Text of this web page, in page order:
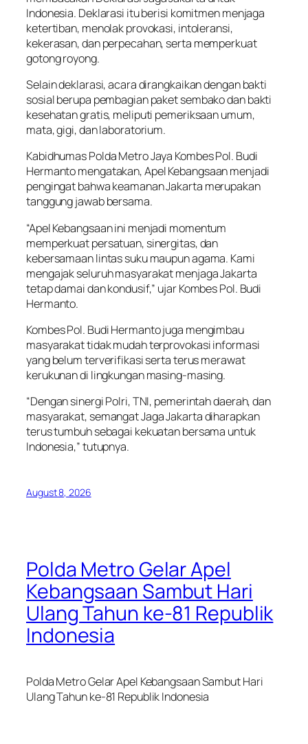
Indonesia. Deklarasi itu berisi komitmen menjaga
ketertiban, menolak provokasi, intoleransi,
kekerasan, dan perpecahan, serta memperkuat
gotong royong.
Selain deklarasi, acara dirangkaikan dengan bakti
sosial berupa pembagian paket sembako dan bakti
kesehatan gratis, meliputi pemeriksaan umum,
mata, gigi, dan laboratorium.
Kabidhumas Polda Metro Jaya Kombes Pol. Budi
Hermanto mengatakan, Apel Kebangsaan menjadi
pengingat bahwa keamanan Jakarta merupakan
tanggung jawab bersama.
“Apel Kebangsaan ini menjadi momentum
memperkuat persatuan, sinergitas, dan
kebersamaan lintas suku maupun agama. Kami
mengajak seluruh masyarakat menjaga Jakarta
tetap damai dan kondusif,” ujar Kombes Pol. Budi
Hermanto.
Kombes Pol. Budi Hermanto juga mengimbau
masyarakat tidak mudah terprovokasi informasi
yang belum terverifikasi serta terus merawat
kerukunan di lingkungan masing-masing.
“Dengan sinergi Polri, TNI, pemerintah daerah, dan
masyarakat, semangat Jaga Jakarta diharapkan
terus tumbuh sebagai kekuatan bersama untuk
Indonesia,” tutupnya.
August 8, 2026
Polda Metro Gelar Apel
Kebangsaan Sambut Hari
Ulang Tahun ke-81 Republik
Indonesia
Polda Metro Gelar Apel Kebangsaan Sambut Hari
Ulang Tahun ke-81 Republik Indonesia